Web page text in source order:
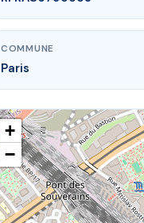
COMMUNE
Paris
+
−